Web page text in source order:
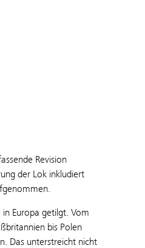
Revision
der Lok inkludiert
Europa getilgt. Vom
bis Polen
Das unterstreicht nicht